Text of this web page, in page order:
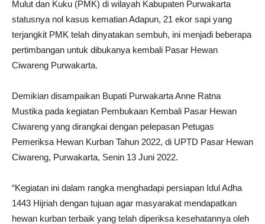
Mulut dan Kuku (PMK) di wilayah Kabupaten Purwakarta
statusnya nol kasus kematian Adapun, 21 ekor sapi yang
terjangkit PMK telah dinyatakan sembuh, ini menjadi beberapa
pertimbangan untuk dibukanya kembali Pasar Hewan
Ciwareng Purwakarta.
Demikian disampaikan Bupati Purwakarta Anne Ratna
Mustika pada kegiatan Pembukaan Kembali Pasar Hewan
Ciwareng yang dirangkai dengan pelepasan Petugas
Pemeriksa Hewan Kurban Tahun 2022, di UPTD Pasar Hewan
Ciwareng, Purwakarta, Senin 13 Juni 2022.
“Kegiatan ini dalam rangka menghadapi persiapan Idul Adha
1443 Hijriah dengan tujuan agar masyarakat mendapatkan
hewan kurban terbaik yang telah diperiksa kesehatannya oleh